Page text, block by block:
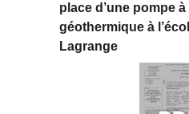
place d’une pompe
géothermique à
Lagrange